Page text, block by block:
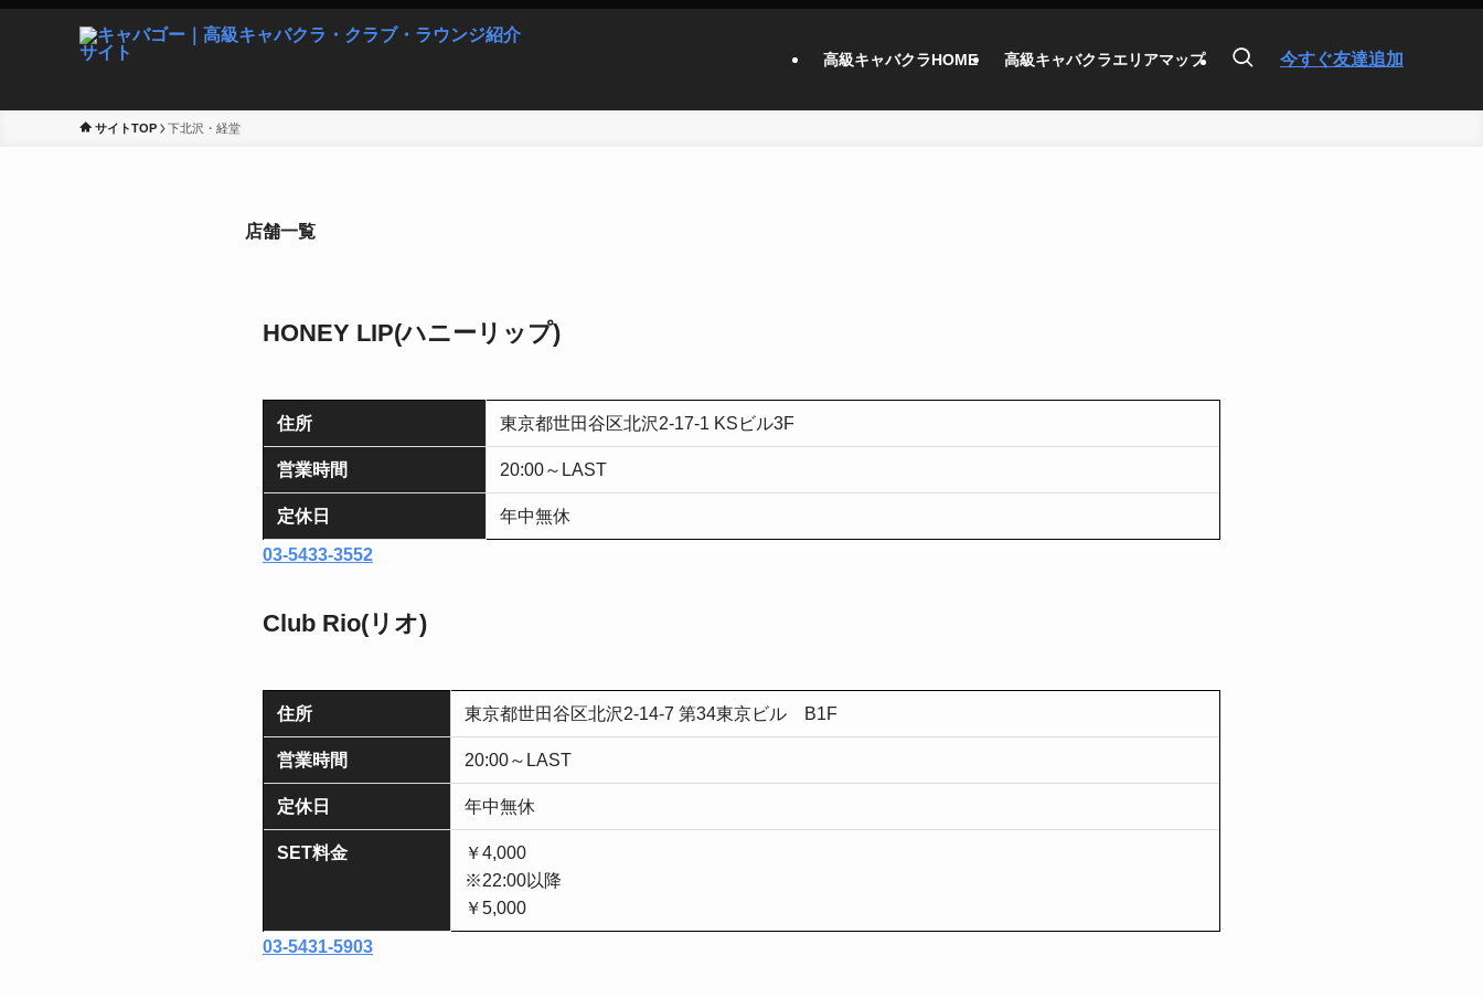
高級キャバクラHOME 高級キャバクラエリアマップ 今すぐ友達追加
サイトTOP 下北沢・経堂
店舗一覧
HONEY LIP(ハニーリップ)
住所 東京都世田谷区北沢2-17-1 KSビル3F
営業時間 20:00～LAST
定休日 年中無休
03-5433-3552
Club Rio(リオ)
住所 東京都世田谷区北沢2-14-7 第34東京ビル B1F
営業時間 20:00～LAST
定休日 年中無休
SET料金
￥4,000
※22:00以降
￥5,000
03-5431-5903